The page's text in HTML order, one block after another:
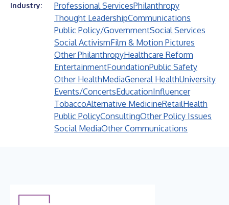
Industry: Professional ServicesPhilanthropy
Thought LeadershipCommunications
Public Policy/GovernmentSocial Services
Social ActivismFilm & Motion Pictures
Other PhilanthropyHealthcare Reform
EntertainmentFoundationPublic Safety
Other HealthMediaGeneral HealthUniversity
Events/ConcertsEducationInfluencer
TobaccoAlternative MedicineRetailHealth
Public PolicyConsultingOther Policy Issues
Social MediaOther Communications